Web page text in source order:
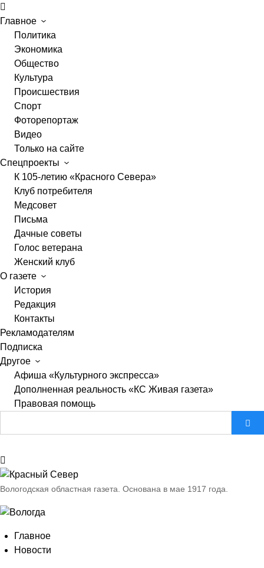
Главное
Политика
Экономика
Общество
Культура
Происшествия
Спорт
Фоторепортаж
Видео
Только на сайте
Спецпроекты
К 105-летию «Красного Севера»
Клуб потребителя
Медсовет
Письма
Дачные советы
Голос ветерана
Женский клуб
О газете
История
Редакция
Контакты
Рекламодателям
Подписка
Другое
Афиша «Культурного экспресса»
Дополненная реальность «КС Живая газета»
Правовая помощь
Вологодская областная газета. Основана в мае 1917 года.
Главное
Новости